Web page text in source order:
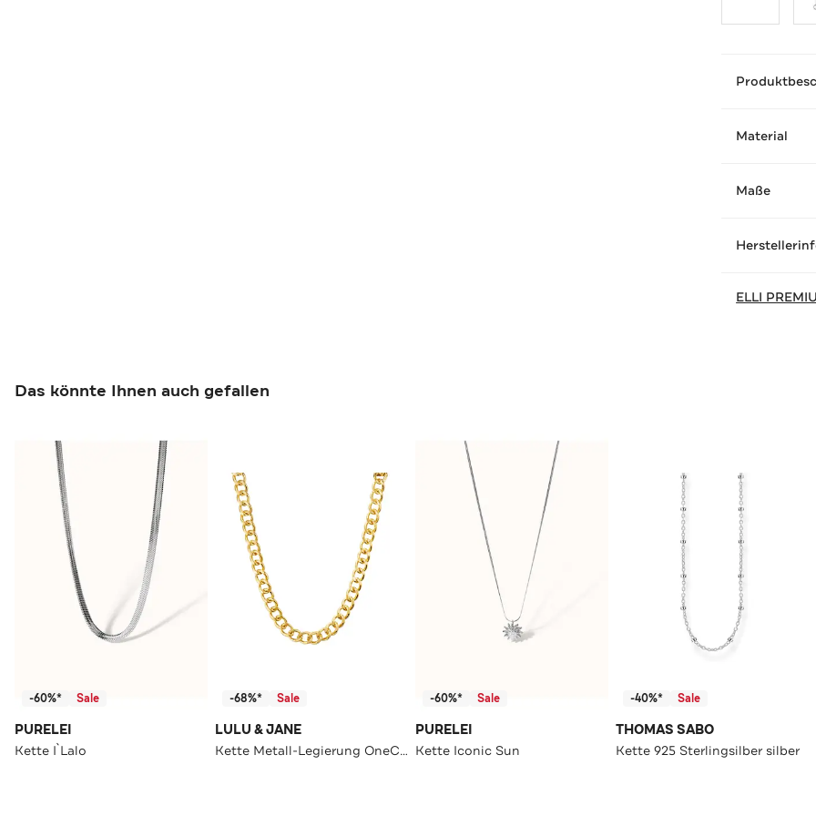
Material
Maße
ELLI
Das könnte Ihnen auch gefallen
-60%* Sale
PURELEI
Kette I`Lalo
-68%* Sale
LULU & JANE
Kette Metall-Legierung OneColor
-60%* Sale
PURELEI
Kette Iconic Sun
-40%* Sale
THOMAS SABO
Kette 925 Sterlingsilber silber